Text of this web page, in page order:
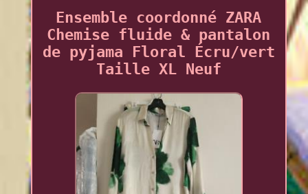
Ensemble coordonné ZARA
Chemise fluide & pantalon
de pyjama Floral Écru/vert
Taille XL Neuf